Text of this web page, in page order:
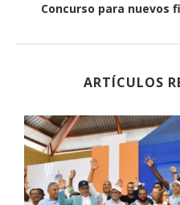
Concurso para nuevos
ARTÍCULOS